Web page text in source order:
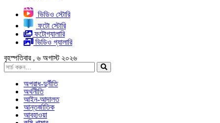
ভিডিও স্টোরি
ফটো স্টোরি
ফটোগ্যালারি
ভিডিও গ্যালারি
বৃহস্পতিবার , ৬ অগাস্ট ২০২৬
অপরাধ-দুর্নীতি
অর্থনীতি
আইন-আদালত
আন্তর্জাতিক
আবহাওয়া